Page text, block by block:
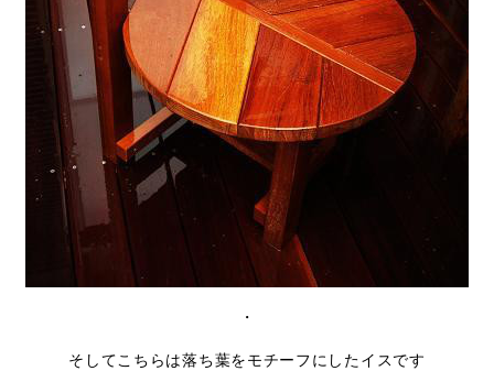
・
そしてこちらは落ち葉をモチーフにしたイスです